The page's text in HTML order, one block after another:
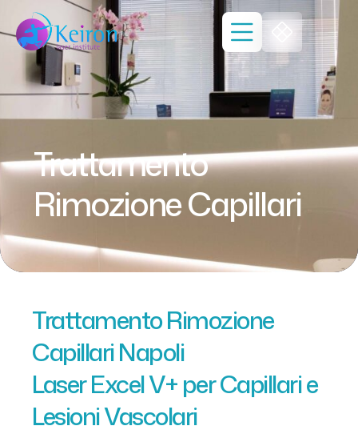
Trattamento
Rimozione Capillari
Trattamento Rimozione
Capillari Napoli
Laser Excel V+ per Capillari e
Lesioni Vascolari